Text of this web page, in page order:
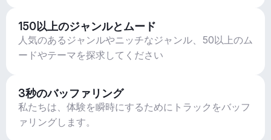
150以上のジャンルとムード
人気のあるジャンルやニッチなジャンル、50以上のム
ードやテーマを探求してください
3秒のバッファリング
私たちは、体験を瞬時にするためにトラックをバッフ
ァリングします。